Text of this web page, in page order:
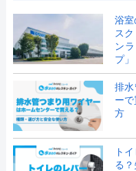
浴室
ス
ン
プ」
排
ー
方
ト
る